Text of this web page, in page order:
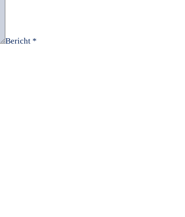
Bericht *